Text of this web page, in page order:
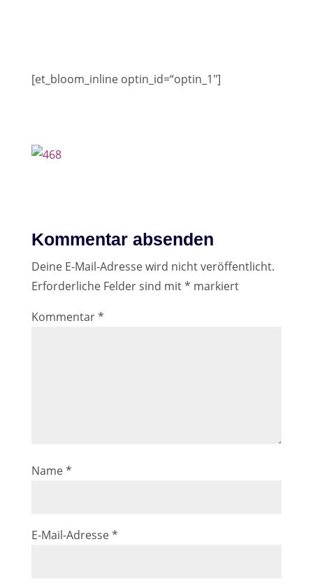
[et_bloom_inline optin_id=“optin_1″]
Kommentar absenden
Deine E-Mail-Adresse wird nicht veröffentlicht.
Erforderliche Felder sind mit* markiert
Kommentar*
Name*
E-Mail-Adresse*